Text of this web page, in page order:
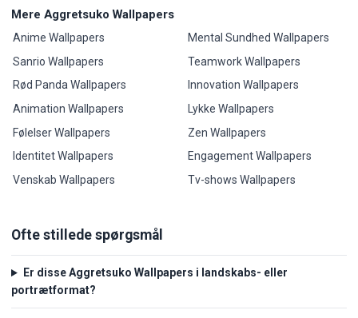
Mere Aggretsuko Wallpapers
Anime Wallpapers
Sanrio Wallpapers
Rød Panda Wallpapers
Animation Wallpapers
Følelser Wallpapers
Identitet Wallpapers
Venskab Wallpapers
Mental Sundhed Wallpapers
Teamwork Wallpapers
Innovation Wallpapers
Lykke Wallpapers
Zen Wallpapers
Engagement Wallpapers
Tv-shows Wallpapers
Ofte stillede spørgsmål
Er disse Aggretsuko Wallpapers i landskabs- eller
portrætformat?